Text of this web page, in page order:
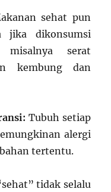
sehat pun
jika dikonsumsi
serat
kembung dan
Tubuh setiap
alergi
tertentu.
tidak selalu